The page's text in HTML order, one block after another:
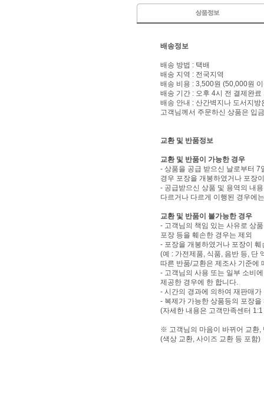
배송정보
배송 방법 : 택배
배송 지역 : 전국지역
배송 비용 : 3,500원 (50,000원
배송 기간 : 오후 4시 전 결제완료
배송 안내 : 산간벽지나 도서지
고객님께서 주문하신 상품은 입
교환 및 반품정보
교환 및 반품이 가능한 경우
- 상품을 공급 받으신 날로부터 7
경우 포장을 개봉하였거나 포장
- 공급받으신 상품 및 용역의 내
다르거나 다르게 이행된 경우에
교환 및 반품이 불가능한 경우
- 고객님의 책임 있는 사유로 상
포장 등을 훼손한 경우는 제외
- 포장을 개봉하였거나 포장이
(예 : 가전제품, 식품, 음반 등, 단
따른 반품/교환은 제조사 기준에
- 고객님의 사용 또는 일부 소비
제공한 경우에 한 합니다.
- 시간의 경과에 의하여 재판매
- 복제가 가능한 상품등의 포장을
(자세한 내용은 고객만족센터
※ 고객님의 마음이 바뀌어 교환,
(색상 교환, 사이즈 교환 등 포함)